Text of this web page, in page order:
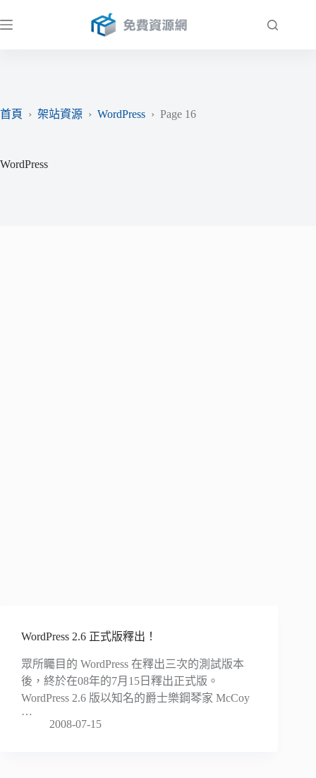
至
首頁
› 架站資源 › WordPress › Page 16
WordPress
WordPress 2.6 正式版釋出！
眾所矚目的 WordPress 在釋出三次的測試版本
後，終於在08年的7月15日釋出正式版。
WordPress 2.6 版以知名的爵士樂鋼琴家 McCoy
…
2008-07-15